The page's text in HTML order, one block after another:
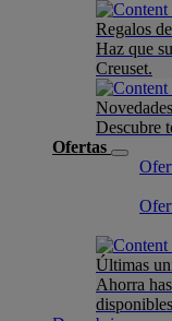
Regalos
Haz que
Creuset.
Novedades
Descubre
Ofertas
Últimas
Ahorra